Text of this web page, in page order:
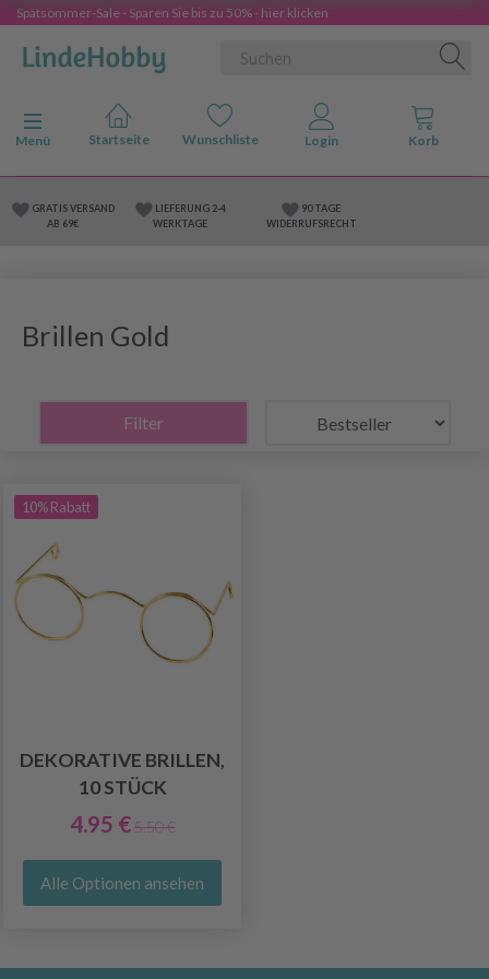
Spätsommer-Sale - Sparen Sie bis zu 50% - hier klicken
Anzeige ändern
Menü
GRATIS VERSAND
AB 69€
LIEFERUNG 2-4
WERKTAGE
90 TAGE
WIDERRUFSRECHT
Brillen Gold
Filter
10% Rabatt
DEKORATIVE BRILLEN,
10 STÜCK
4.95 € 5.50 €
Alle Optionen ansehen